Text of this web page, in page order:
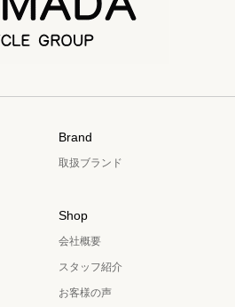
Brand
取扱ブランド
Shop
会社概要
スタッフ紹介
お客様の声